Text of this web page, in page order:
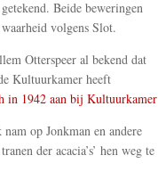
Beide beweringen
volgens Slot.
Otterspeer al bekend dat
Kultuurkamer heeft
in 1942 aan bij Kultuurkamer
op Jonkman en andere
der acacia’s’ hen weg te